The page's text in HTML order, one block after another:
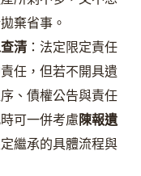
棄省事。
清：法定限定責任
任，但若不開具遺
、債權公告與責任
可一併考慮 陳報遺
繼承的具體流程與